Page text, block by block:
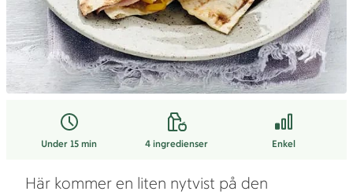
Under 15 min 4 ingredienser Enkel
Här kommer en liten nytvist på den